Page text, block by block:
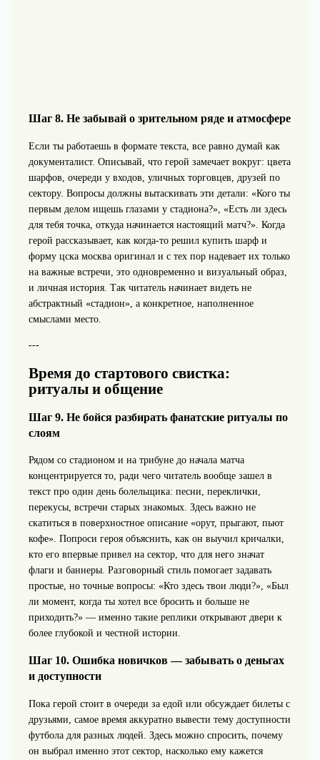
Шаг 8. Не забывай о зрительном ряде и атмосфере
Если ты работаешь в формате текста, все равно думай как
документалист. Описывай, что герой замечает вокруг: цвета
шарфов, очереди у входов, уличных торговцев, друзей по
сектору. Вопросы должны вытаскивать эти детали: «Кого ты
первым делом ищешь глазами у стадиона?», «Есть ли здесь
для тебя точка, откуда начинается настоящий матч?». Когда
герой рассказывает, как когда-то решил купить шарф и
форму цска москва оригинал и с тех пор надевает их только
на важные встречи, это одновременно и визуальный образ,
и личная история. Так читатель начинает видеть не
абстрактный «стадион», а конкретное, наполненное
смыслами место.
---
Время до стартового свистка:
ритуалы и общение
Шаг 9. Не бойся разбирать фанатские ритуалы по
слоям
Рядом со стадионом и на трибуне до начала матча
концентрируется то, ради чего читатель вообще зашел в
текст про один день болельщика: песни, переклички,
перекусы, встречи старых знакомых. Здесь важно не
скатиться в поверхностное описание «орут, прыгают, пьют
кофе». Попроси героя объяснить, как он выучил кричалки,
кто его впервые привел на сектор, что для него значат
флаги и баннеры. Разговорный стиль помогает задавать
простые, но точные вопросы: «Кто здесь твои люди?», «Был
ли момент, когда ты хотел все бросить и больше не
приходить?» — именно такие реплики открывают двери к
более глубокой и честной истории.
Шаг 10. Ошибка новичков — забывать о деньгах
и доступности
Пока герой стоит в очереди за едой или обсуждает билеты с
друзьями, самое время аккуратно вывести тему доступности
футбола для разных людей. Здесь можно спросить, почему
он выбрал именно этот сектор, насколько ему кажется